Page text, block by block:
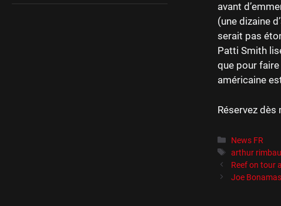
avant
(une dizaine
serait pas
Patti Smith
que pour faire
américaine
Réservez
Catégories
News FR
Étiquettes
arthur
Reef on tour
Joe